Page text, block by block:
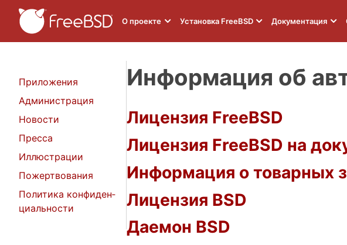
О проекте Установка FreeBSD Документация
При­ло­же­ния
Ад­ми­ни­стра­ция
Но­во­сти
Прес­са
Ил­люс­тра­ции
По­жертво­ва­ния
Политика кон­фи­ден­
ци­аль­нос­ти
Информация об
Лицензия FreeBSD
Лицензия FreeBSD на
Информация о товарных
Лицензия BSD
Даемон BSD